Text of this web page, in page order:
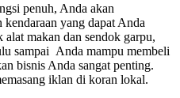
penuh, Anda akan
yang dapat Anda
makan dan sendok garpu,
sampai Anda mampu membeli
bisnis Anda sangat penting.
iklan di koran lokal.